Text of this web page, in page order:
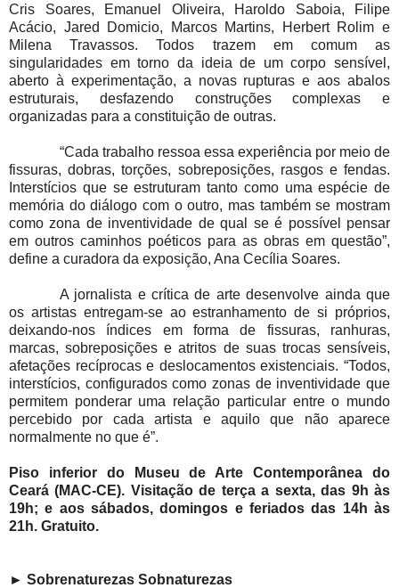
Cris Soares, Emanuel Oliveira, Haroldo Saboia, Filipe
Acácio, Jared Domicio, Marcos Martins, Herbert Rolim e
Milena Travassos. Todos trazem em comum as
singularidades em torno da ideia de um corpo sensível,
aberto à experimentação, a novas rupturas e aos abalos
estruturais, desfazendo construções complexas e
organizadas para a constituição de outras.
“Cada trabalho ressoa essa experiência por meio de
fissuras, dobras, torções, sobreposições, rasgos e fendas.
Interstícios que se estruturam tanto como uma espécie de
memória do diálogo com o outro, mas também se mostram
como zona de inventividade de qual se é possível pensar
em outros caminhos poéticos para as obras em questão”,
define a curadora da exposição, Ana Cecília Soares.
A jornalista e crítica de arte desenvolve ainda que
os artistas entregam-se ao estranhamento de si próprios,
deixando-nos índices em forma de fissuras, ranhuras,
marcas, sobreposições e atritos de suas trocas sensíveis,
afetações recíprocas e deslocamentos existenciais. “Todos,
interstícios, configurados como zonas de inventividade que
permitem ponderar uma relação particular entre o mundo
percebido por cada artista e aquilo que não aparece
normalmente no que é”.
Piso inferior do Museu de Arte Contemporânea do
Ceará (MAC-CE). Visitação de terça a sexta, das 9h às
19h; e aos sábados, domingos e feriados das 14h às
21h. Gratuito.
► Sobrenaturezas Sobnaturezas